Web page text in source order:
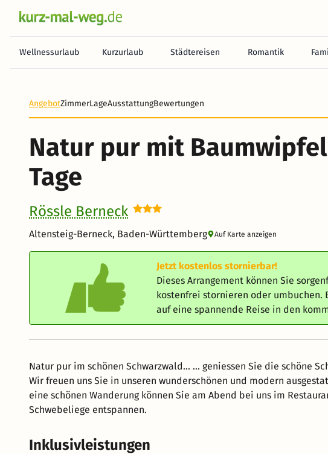
Wellnessurlaub Kurzurlaub Städtereisen Romantik
AngebotZimmerLageAusstattungBewertungen
Natur pur mit
Tage
Rössle Berneck
Altensteig-Berneck, Baden-Württemberg Auf Karte anzeigen
Jetzt kostenlos stornierbar!
Dieses Arrangement können Sie
kostenfrei stornieren oder umbuchen.
auf eine spannende Reise in den
Natur pur im schönen Schwarzwald... ... geniessen Sie die schöne
Wir freuen uns Sie in unseren wunderschönen und modern
eine schönen Wanderung können Sie am Abend bei uns im
Schwebeliege entspannen.
Inklusivleistungen